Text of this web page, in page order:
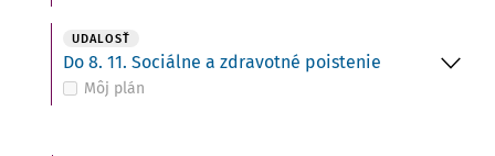
UDALOSŤ
Do 8. 11. Sociálne a zdravotné poistenie
Môj plán